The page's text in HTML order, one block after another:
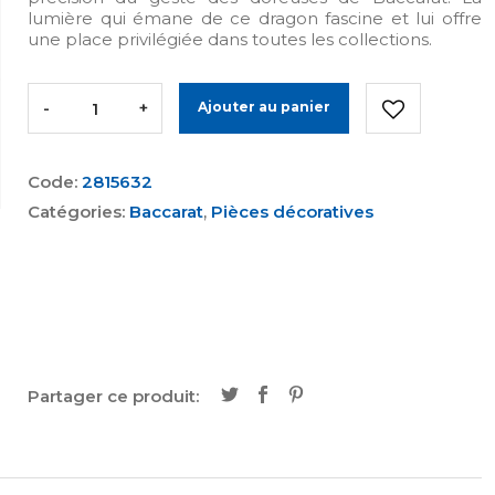
lumière qui émane de ce dragon fascine et lui offre
une place privilégiée dans toutes les collections.
- + Ajouter au panier
Code: 2815632
Catégories: Baccarat, Pièces décoratives
Partager ce produit: